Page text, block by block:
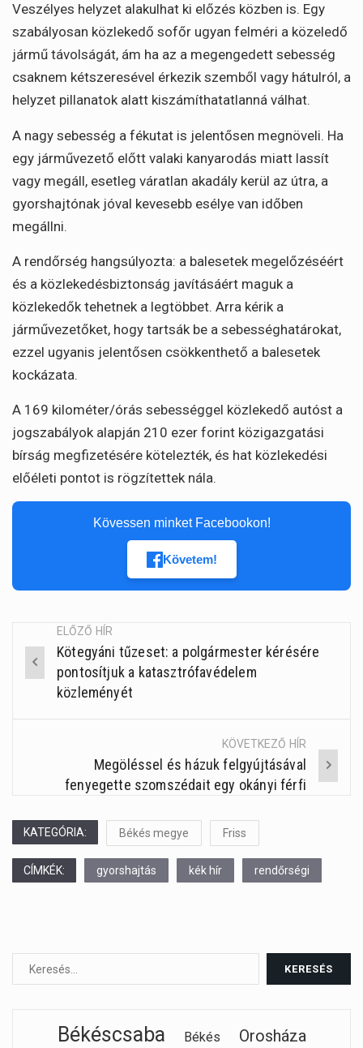
Veszélyes helyzet alakulhat ki előzés közben is. Egy
szabályosan közlekedő sofőr ugyan felméri a közeledő
jármű távolságát, ám ha az a megengedett sebesség
csaknem kétszeresével érkezik szemből vagy hátulról, a
helyzet pillanatok alatt kiszámíthatatlanná válhat.
A nagy sebesség a fékutat is jelentősen megnöveli. Ha
egy járművezető előtt valaki kanyarodás miatt lassít
vagy megáll, esetleg váratlan akadály kerül az útra, a
gyorshajtónak jóval kevesebb esélye van időben
megállni.
A rendőrség hangsúlyozta: a balesetek megelőzéséért
és a közlekedésbiztonság javításáért maguk a
közlekedők tehetnek a legtöbbet. Arra kérik a
járművezetőket, hogy tartsák be a sebességhatárokat,
ezzel ugyanis jelentősen csökkenthető a balesetek
kockázata.
A 169 kilométer/órás sebességgel közlekedő autóst a
jogszabályok alapján 210 ezer forint közigazgatási
bírság megfizetésére kötelezték, és hat közlekedési
előéleti pontot is rögzítettek nála.
Kövessen minket Facebookon!
Követem!
Post
navigation
ELŐZŐ HÍR
Kötegyáni tűzeset: a polgármester kérésére
pontosítjuk a katasztrófavédelem
közleményét
KÖVETKEZŐ HÍR
Megöléssel és házuk felgyújtásával
fenyegette szomszédait egy okányi férfi
KATEGÓRIA: Békés megye Friss
CÍMKÉK: gyorshajtás kék hír rendőrségi
Békéscsaba Békés
Orosháza